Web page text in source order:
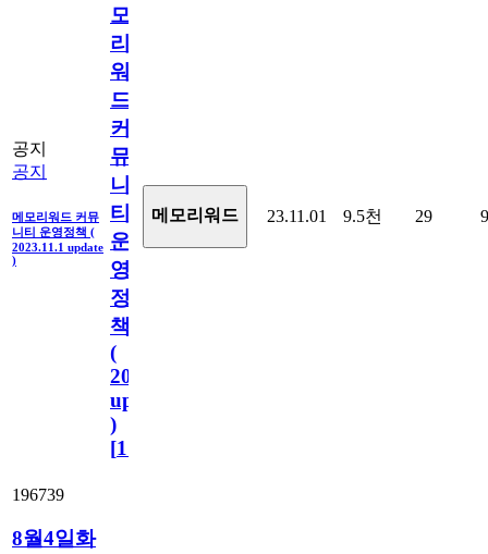
공지
공지
메모리워드 커뮤
니티 운영정책 (
2023.11.1 update
)
모
리
워
드
커
뮤
니
티
운
영
정
책
(
2023.11.1
update
)
[110
메모리워드 23.11.01 9.5천 29 9
196739
8월4일화